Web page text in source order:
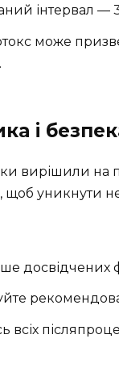
інтервал —
може
і
вирішили на
щоб уникнути
досвідчених
всіх